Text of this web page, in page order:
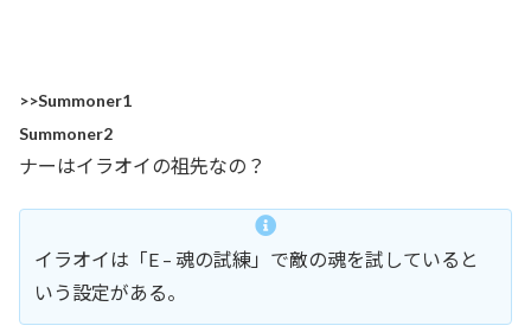
>>Summoner1
Summoner2
ナーはイラオイの祖先なの？
イラオイは「E – 魂の試練」で敵の魂を試していると
いう設定がある。